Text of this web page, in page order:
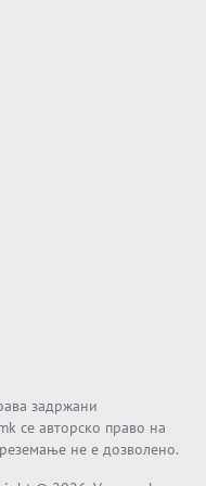
гледа почеток на
правилата за
ЗАШТИТНИ
ИДНИТЕ ЧЛЕНКИ НА ЕУ
задржани
се авторско право на
не е дозволено.